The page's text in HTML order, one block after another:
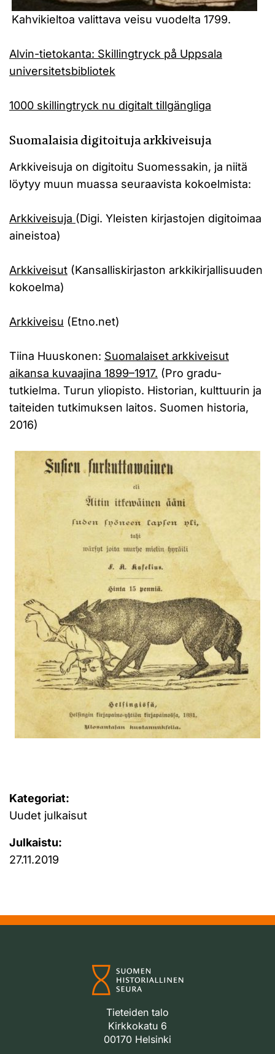
Kahvikieltoa valittava veisu vuodelta 1799.
Alvin-tietokanta: Skillingtryck på Uppsala
universitetsbibliotek
1000 skillingtryck nu digitalt tillgängliga
Suomalaisia digitoituja arkkiveisuja
Arkkiveisuja on digitoitu Suomessakin, ja niitä
löytyy muun muassa seuraavista kokoelmista:
Arkkiveisuja (Digi. Yleisten kirjastojen digitoimaa
aineistoa)
Arkkiveisut (Kansalliskirjaston arkkikirjallisuuden
kokoelma)
Arkkiveisu (Etno.net)
Tiina Huuskonen: Suomalaiset arkkiveisut
aikansa kuvaajina 1899–1917. (Pro gradu-
tutkielma. Turun yliopisto. Historian, kulttuurin ja
taiteiden tutkimuksen laitos. Suomen historia,
2016)
Kategoriat:
Uudet julkaisut
Julkaistu:
27.11.2019
Tieteiden talo
Kirkkokatu 6
00170 Helsinki